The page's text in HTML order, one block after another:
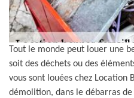
Tout le monde peut louer une
soit des déchets ou des
vous sont louées chez Location
démolition, dans le débarras